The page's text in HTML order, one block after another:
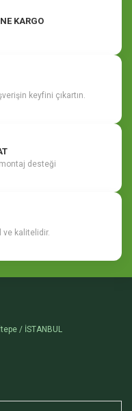
KARGO
keyfini çıkartın.
desteği
ve kalitelidir.
/ İSTANBUL